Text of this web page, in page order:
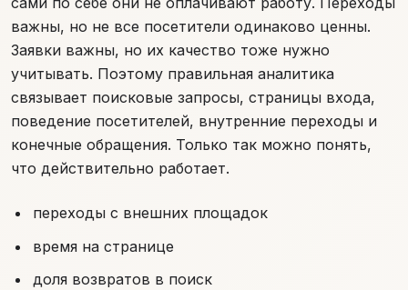
важны, но не все посетители одинаково ценны.
Заявки важны, но их качество тоже нужно
учитывать. Поэтому правильная аналитика
связывает поисковые запросы, страницы входа,
поведение посетителей, внутренние переходы и
конечные обращения. Только так можно понять,
что действительно работает.
переходы с внешних площадок
время на странице
доля возвратов в поиск